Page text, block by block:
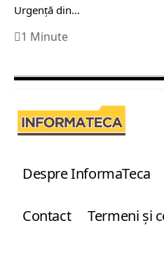
Urgenţă din…
1 Minute
Despre InformaTeca
Contact Termeni şi